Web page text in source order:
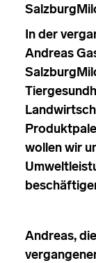
In der
Andreas
wollen wir
Andreas,